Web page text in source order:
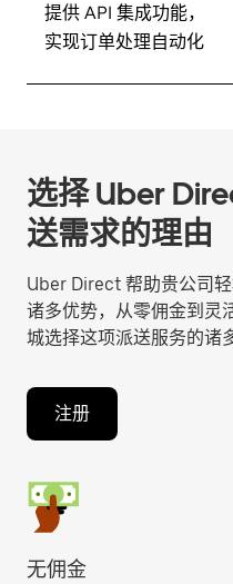
提供 API 集成功能，
实现订单处理自动化
选择 Uber
送需求的理由
Uber Direct 帮助贵公司
诸多优势，从零佣金到灵
城选择这项派送服务的诸
注册
无佣金